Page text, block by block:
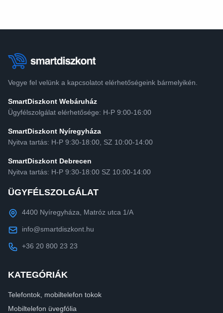
Vegye fel velünk a kapcsolatot elérhetőségeink bármelyikén.
SmartDiszkont Webáruház
Ügyfélszolgálat elérhetősége: H-P 9:00-16:00
SmartDiszkont Nyíregyháza
Nyitva tartás: H-P 9:30-18:00, SZ 10:00-14:00
SmartDiszkont Debrecen
Nyitva tartás: H-P 9:30-18:00 SZ 10:00-14:00
ÜGYFÉLSZOLGÁLAT
4400 Nyíregyháza, Matróz utca 1/A
info@smartdiszkont.hu
+36 20 800 23 23
KATEGÓRIÁK
Telefontok, mobiltelefon tokok
Mobiltelefon üvegfólia